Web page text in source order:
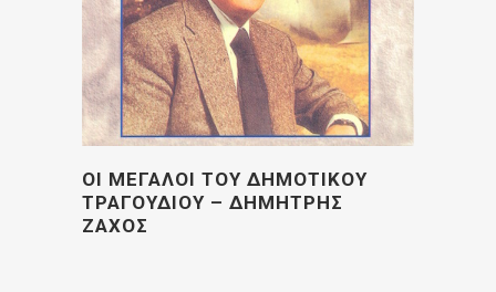
ΟΙ ΜΕΓΑΛΟΙ ΤΟΥ ΔΗΜΟΤΙΚΟΥ
ΤΡΑΓΟΥΔΙΟΥ – ΔΗΜΗΤΡΗΣ
ΖΑΧΟΣ